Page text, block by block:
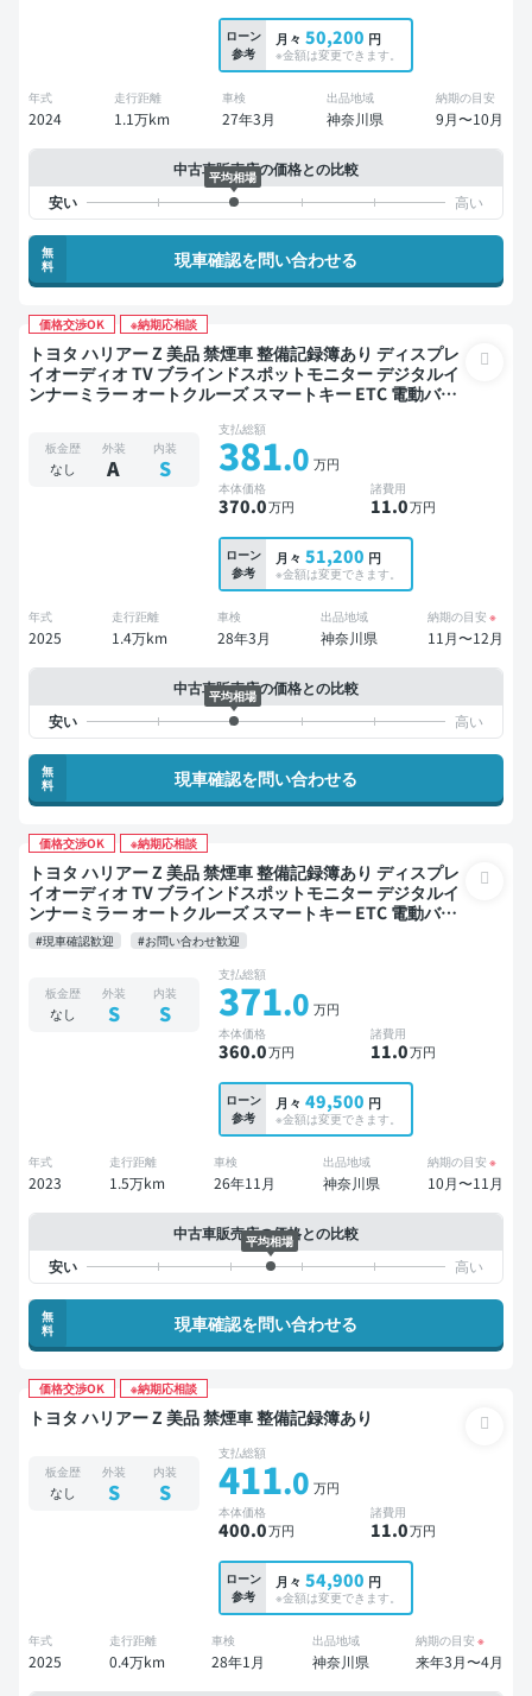
ローン
参考
月々 50,200 円
※金額は変更できます。
年式
2024
走行距離
1.1万km
車検
27年3月
出品地域
神奈川県
納期の目安
9月〜10月
中古車販売店の価格との比較
平均相場
無
料
現車確認を問い合わせる
価格交渉OK ※納期応相談
トヨタ ハリアー Z 美品 禁煙車 整備記録簿あり ディスプレ
イオーディオ TV ブラインドスポットモニター デジタルイ
ンナーミラー オートクルーズ スマートキー ETC 電動バッ
板金歴
なし
外装
A
内装
S
支払総額
381.0 万円
本体価格
370.0万円
諸費用
11.0万円
ローン
参考
月々 51,200 円
※金額は変更できます。
年式
2025
走行距離
1.4万km
車検
28年3月
出品地域
神奈川県
納期の目安 ※
11月〜12月
中古車販売店の価格との比較
平均相場
無
料
現車確認を問い合わせる
価格交渉OK ※納期応相談
トヨタ ハリアー Z 美品 禁煙車 整備記録簿あり ディスプレ
イオーディオ TV ブラインドスポットモニター デジタルイ
ンナーミラー オートクルーズ スマートキー ETC 電動バッ
クドア バックモニター ドライブレコーダー フルエアロ 衝
突軽減
#現車確認歓迎 #お問い合わせ歓迎
板金歴
なし
外装
S
内装
S
支払総額
371.0 万円
本体価格
360.0万円
諸費用
11.0万円
ローン
参考
月々 49,500 円
※金額は変更できます。
年式
2023
走行距離
1.5万km
車検
26年11月
出品地域
神奈川県
納期の目安 ※
10月〜11月
中古車販売店の価格との比較
平均相場
無
料
現車確認を問い合わせる
価格交渉OK ※納期応相談
トヨタ ハリアー Z 美品 禁煙車 整備記録簿あり
板金歴
なし
外装
S
内装
S
支払総額
411.0 万円
本体価格
400.0万円
諸費用
11.0万円
ローン
参考
月々 54,900 円
※金額は変更できます。
年式
2025
走行距離
0.4万km
車検
28年1月
出品地域
神奈川県
納期の目安 ※
来年3月〜4月